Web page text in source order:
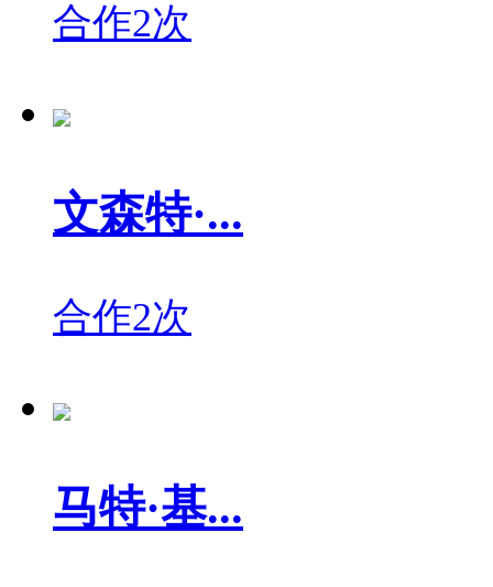
合作2次
文森特·...
合作2次
马特·基...